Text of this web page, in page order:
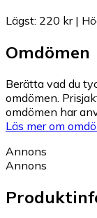
Lägst: 220 kr|
Omdömen
Berätta vad du
omdömen.
omdömen har
Läs mer om
Annons
Annons